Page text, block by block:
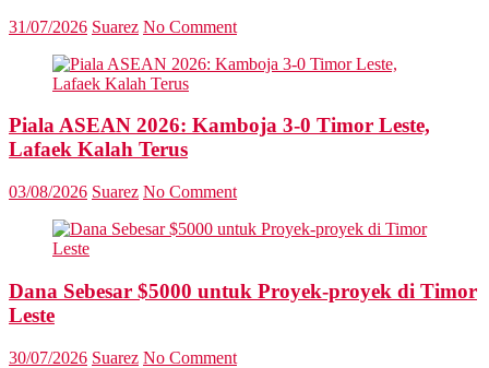
31/07/2026 Suarez No Comment
Piala ASEAN 2026: Kamboja 3-0 Timor Leste,
Lafaek Kalah Terus
03/08/2026 Suarez No Comment
Dana Sebesar $5000 untuk Proyek-proyek di Timor
Leste
30/07/2026 Suarez No Comment